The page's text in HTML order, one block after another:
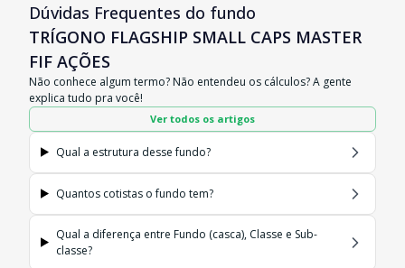
Dúvidas Frequentes do fundo
TRÍGONO FLAGSHIP SMALL CAPS MASTER
FIF AÇÕES
Não conhece algum termo? Não entendeu os cálculos? A gente
explica tudo pra você!
Ver todos os artigos
Qual a estrutura desse fundo?
Quantos cotistas o fundo tem?
Qual a diferença entre Fundo (casca), Classe e Sub-
classe?